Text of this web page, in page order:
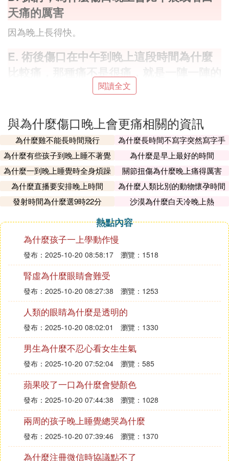
天痛的厲害
因為晚上長得快。
E. 術後傷口在中午到晚上這段時間為什麼
你好，患者屬於術後，手術是有一定的損傷性的，現
治療的 ，要注意休息，忌刺激性食物的懾入。
F. 為什麼傷口會疼
平時，我們隨便碰一下是不痛的，為何有傷口後碰一
下好痛呢。這是因為皮膚中有著豐富的神經纖維和感
受器，受傷後神經纖維暴露在外，受各種各樣的刺
激；傷口腫起來，又會壓迫神經；被細菌感染後，細
疼。
G. 為什麼受傷後夜晚要比白天疼
夜晚尤其是當人開始進行休息時，人體開始進行自我
修復和恢復狀態，此時傷口的疼痛會變的更為劇烈，
但這是正在恢復的徵兆~
再就是白天事務繁忙，對傷口的注意力不是很高，到
晚上休息時，由於傷口疼痛，人的注意力反而容易集
中在傷口附近。
H. 為什麼傷口會痛
許多事情，總是在經歷過以後才知道得失由不得自
己。一如感情，痛過了，才會懂得如何保護自己；傻
過了，才會懂得適時地堅持與放棄。讓我們學會放
棄，在落淚以前轉身離去，用淚水換來的東西是不牢
靠的；讓我們學會放棄，將昨天埋在心底，留下最美
好的回憶；讓我們學會放棄，使彼此都能有個更輕松
的開始。抓著不放，只會讓你一味沉溺於回憶和痛苦
閱讀全文
與為什麼傷口晚上會更痛相關的資訊
為什麼雞不能長時間飛行
為什麼長時間不寫字突然寫字手
會不習慣
為什麼有些孩子到晚上睡不著覺
為什麼是早上最好的時間
為什麼一到晚上睡覺時全身煩躁
關節扭傷為什麼晚上痛得厲害
為什麼直播要安排晚上時間
為什麼人類比別的動物懷孕時間
長
發射時間為什麼選9時22分 沙漠為什麼白天冷晚上熱
熱點內容
為什麼孩子一上學動作慢
發布：2025-10-20 08:58:17 瀏覽：1518
腎虛為什麼眼睛會難受
發布：2025-10-20 08:27:38 瀏覽：1253
人類的眼睛為什麼是透明的
發布：2025-10-20 08:02:01 瀏覽：1330
男生為什麼不忍心看女生生氣
發布：2025-10-20 07:52:04 瀏覽：585
蘋果咬了一口為什麼會變顏色
發布：2025-10-20 07:44:38 瀏覽：1028
兩周的孩子晚上睡覺總哭為什麼
發布：2025-10-20 07:39:46 瀏覽：1370
為什麼注冊微信時協議點不了